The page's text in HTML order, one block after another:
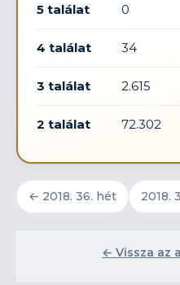
5 találat 0
4 találat 34
3 találat 2.615
2 találat 72.302
← 2018. 36. hét 2018.
← Vissza az